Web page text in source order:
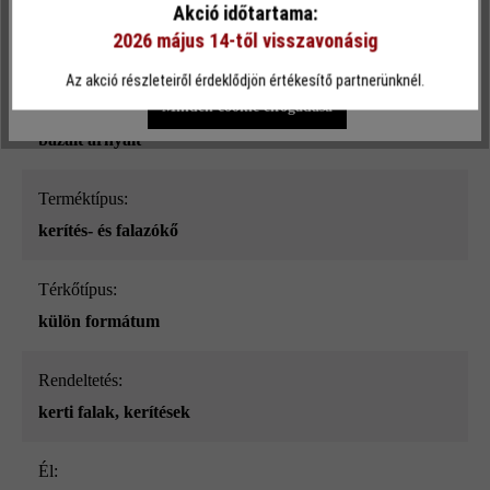
Szín:
bazalt árnyalt
Terméktípus:
kerítés- és falazókő
Térkőtípus:
külön formátum
Rendeltetés:
kerti falak, kerítések
él:
Csak funkcionális cookie elfogadása
Minden cookie elfogadása
Akció időtartama:
2026 május 14-től visszavonásig
Az akció részleteiről érdeklődjön értékesítő partnerünknél.